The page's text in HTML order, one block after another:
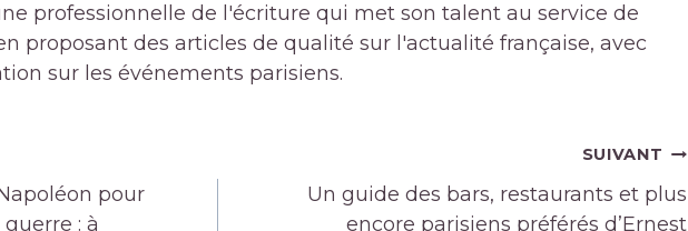
professionnelle de l'écriture qui met son talent au service de
proposant des articles de qualité sur l'actualité française, avec
sur les événements parisiens.
pour
: à
SUIVANT
Un guide des bars, restaurants et plus
encore parisiens préférés d’Ernest